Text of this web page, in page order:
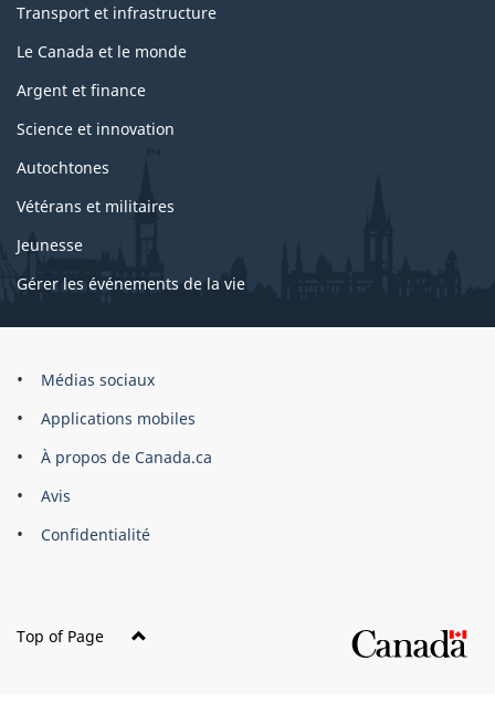
Transport et infrastructure
Le Canada et le monde
Argent et finance
Science et innovation
Autochtones
Vétérans et militaires
Jeunesse
Gérer les événements de la vie
Organisation
gouvernement
du
Canada
Médias sociaux
Applications mobiles
À propos de Canada.ca
Avis
Confidentialité
Top of Page